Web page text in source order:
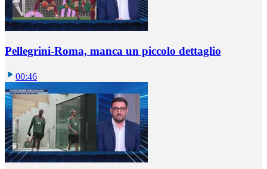
Pellegrini-Roma, manca un piccolo dettaglio
00:46